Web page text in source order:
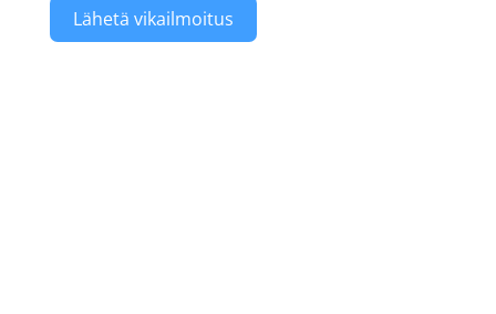
Lähetä vikailmoitus